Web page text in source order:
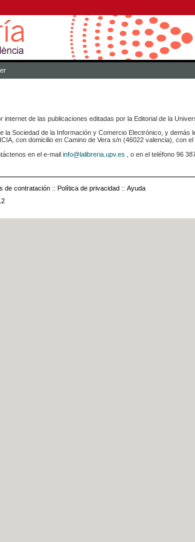
de las publicaciones editadas por la Editorial de la
la Sociedad de la Información y Comercio Electrónico, y
con domicilio en Camino de Vera s/n (46022 valencia), con el
en el e-mail info@lalibreria.upv.es , o en el teléfono 96
de contratación :: Política de privacidad :: Ayuda